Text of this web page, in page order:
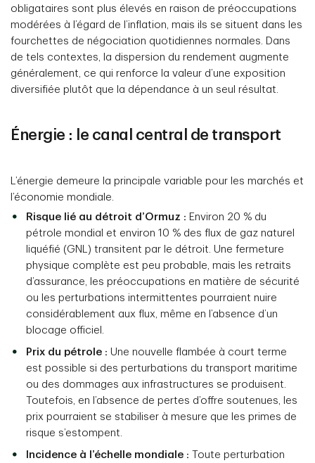
obligataires sont plus élevés en raison de préoccupations
modérées à l’égard de l’inflation, mais ils se situent dans les
fourchettes de négociation quotidiennes normales. Dans
de tels contextes, la dispersion du rendement augmente
généralement, ce qui renforce la valeur d’une exposition
diversifiée plutôt que la dépendance à un seul résultat.
Énergie : le canal central de transport
L’énergie demeure la principale variable pour les marchés et
l’économie mondiale.
Risque lié au détroit d’Ormuz : Environ 20 % du
pétrole mondial et environ 10 % des flux de gaz naturel
liquéfié (GNL) transitent par le détroit. Une fermeture
physique complète est peu probable, mais les retraits
d’assurance, les préoccupations en matière de sécurité
ou les perturbations intermittentes pourraient nuire
considérablement aux flux, même en l’absence d’un
blocage officiel.
Prix du pétrole : Une nouvelle flambée à court terme
est possible si des perturbations du transport maritime
ou des dommages aux infrastructures se produisent.
Toutefois, en l’absence de pertes d’offre soutenues, les
prix pourraient se stabiliser à mesure que les primes de
risque s’estompent.
Incidence à l’échelle mondiale : Toute perturbation